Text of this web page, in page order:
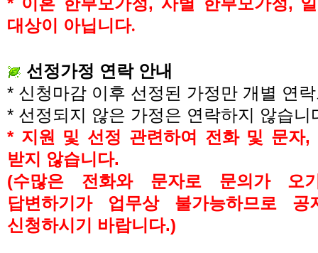
대상이 아닙니다.
선정가정 연락 안내
* 신청마감 이후 선정된 가정만 개별 연
* 선정되지 않은 가정은 연락하지 않습니
* 지원 및 선정 관련하여 전화 및 문자,
받지 않습니다.
(수많은 전화와 문자로 문의가 오
답변하기가 업무상 불가능하므로 공
신청하시기 바랍니다.)